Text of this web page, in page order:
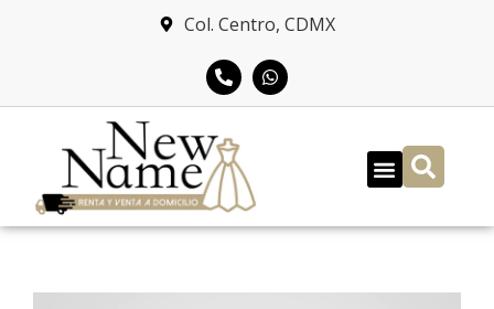
Col. Centro, CDMX